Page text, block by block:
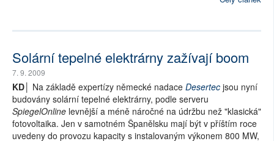
Solární tepelné elektrárny zažívají boom
7. 9. 2009
KD│ Na základě expertízy německé nadace Desertec jsou nyní
budovány solární tepelné elektrárny, podle serveru
SpiegelOnline levnější a méně náročné na údržbu než "klasická"
fotovoltaika. Jen v samotném Španělsku mají být v příštím roce
uvedeny do provozu kapacity s instalovaným výkonem 800 MW,